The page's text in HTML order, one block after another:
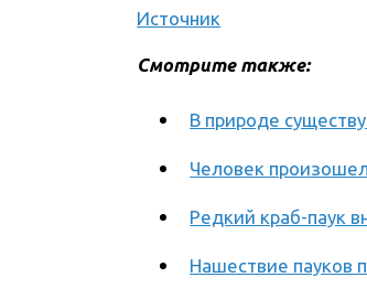
Источник
Смотрите также:
В природе
Человек
Редкий краб-паук
Нашествие пауков